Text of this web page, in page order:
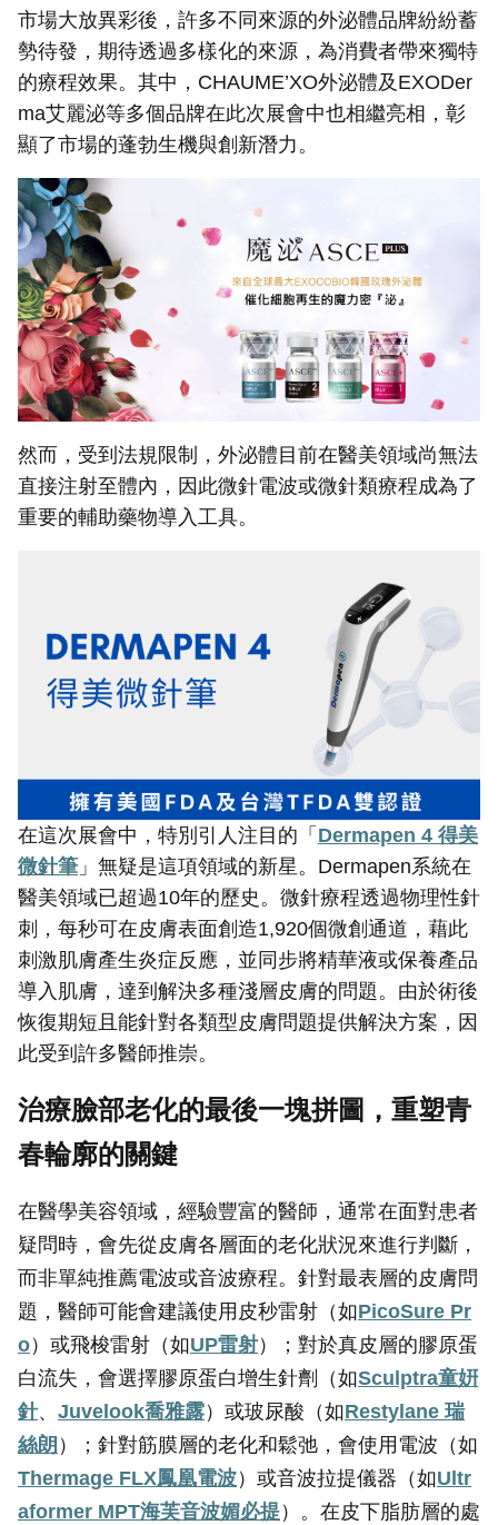
市場大放異彩後，許多不同來源的外泌體品牌紛紛蓄
勢待發，期待透過多樣化的來源，為消費者帶來獨特
的療程效果。其中，CHAUME’XO外泌體及EXODer
ma艾麗泌等多個品牌在此次展會中也相繼亮相，彰
顯了市場的蓬勃生機與創新潛力。
然而，受到法規限制，外泌體目前在醫美領域尚無法
直接注射至體內，因此微針電波或微針類療程成為了
重要的輔助藥物導入工具。
在這次展會中，特別引人注目的「 Dermapen 4 得美
微針筆 」無疑是這項領域的新星。Dermapen系統在
醫美領域已超過10年的歷史。微針療程透過物理性針
刺，每秒可在皮膚表面創造1,920個微創通道，藉此
刺激肌膚產生炎症反應，並同步將精華液或保養產品
導入肌膚，達到解決多種淺層皮膚的問題。由於術後
恢復期短且能針對各類型皮膚問題提供解決方案，因
此受到許多醫師推崇。
治療臉部老化的最後一塊拼圖，重塑青
春輪廓的關鍵
在醫學美容領域，經驗豐富的醫師，通常在面對患者
疑問時，會先從皮膚各層面的老化狀況來進行判斷，
而非單純推薦電波或音波療程。針對最表層的皮膚問
題，醫師可能會建議使用皮秒雷射（如PicoSure Pr
o）或飛梭雷射（如UP雷射）；對於真皮層的膠原蛋
白流失，會選擇膠原蛋白增生針劑（如Sculptra童姸
針、 Juvelook喬雅露）或玻尿酸（如Restylane 瑞
絲朗 ）；針對筋膜層的老化和鬆弛，會使用電波（如
Thermage FLX鳳凰電波）或音波拉提儀器（如Ultr
aformer MPT海芙音波媚必提）。在皮下脂肪層的處